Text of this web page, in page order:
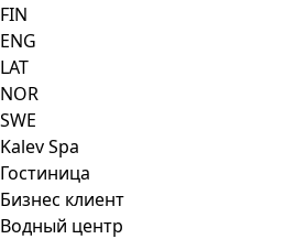
FIN
ENG
LAT
NOR
SWE
Kalev Spa
Гостиница
Бизнес клиент
Водный центр